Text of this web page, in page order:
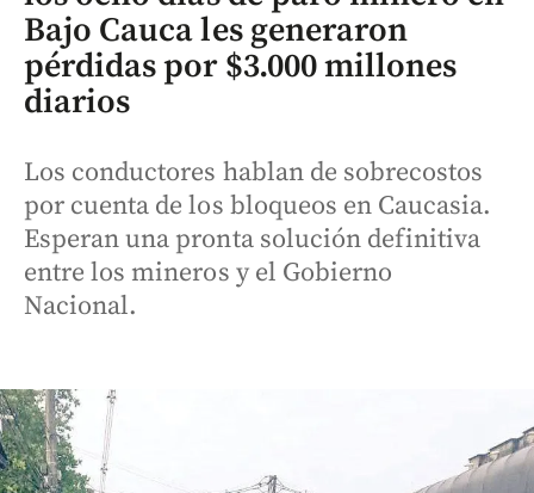
Bajo Cauca les generaron
pérdidas por $3.000 millones
diarios
Los conductores hablan de sobrecostos
por cuenta de los bloqueos en Caucasia.
Esperan una pronta solución definitiva
entre los mineros y el Gobierno
Nacional.